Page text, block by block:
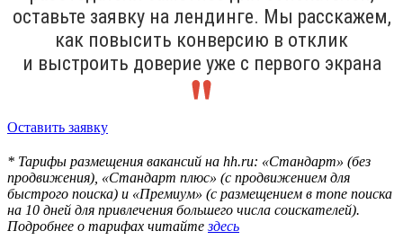
оставьте заявку на лендинге. Мы расскажем,
как повысить конверсию в отклик
и выстроить доверие уже с первого экрана
Оставить заявку
* Тарифы размещения вакансий на hh.ru: «Стандарт» (без
продвижения), «Стандарт плюс» (с продвижением для
быстрого поиска) и «Премиум» (с размещением в топе поиска
на 10 дней для привлечения большего числа соискателей).
Подробнее о тарифах читайтездесь